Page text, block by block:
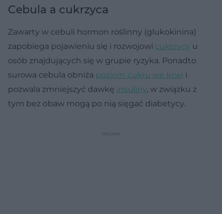
Cebula a cukrzyca
Zawarty w cebuli hormon roślinny (glukokinina)
zapobiega pojawieniu się i rozwojowi cukrzycy u
osób znajdujących się w grupie ryzyka. Ponadto
surowa cebula obniża poziom cukru we krwi i
pozwala zmniejszyć dawkę insuliny, w związku z
tym bez obaw mogą po nią sięgać diabetycy.